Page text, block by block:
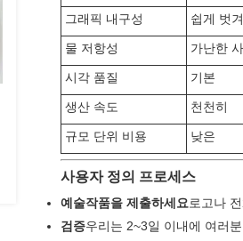
그래픽 내구성 쉽게 벗
물 저항성 가난한
시각 품질 기본
생산 속도 천천히
규모 단위 비용 낮은
사용자 정의 프로세스
예술작품을 제출하세요로고나
검증우리는 2~3일 이내에 여러